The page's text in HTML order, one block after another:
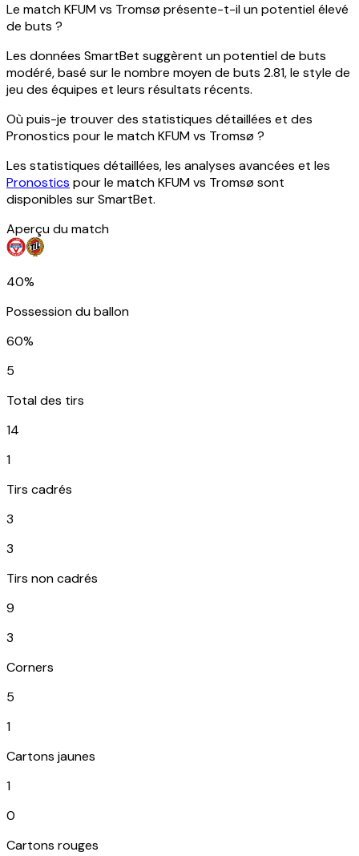
Le match KFUM vs Tromsø présente-t-il un potentiel élevé
de buts ?
Les données SmartBet suggèrent un potentiel de buts
modéré, basé sur le nombre moyen de buts 2.81, le style de
jeu des équipes et leurs résultats récents.
Où puis-je trouver des statistiques détaillées et des
Pronostics pour le match KFUM vs Tromsø ?
Les statistiques détaillées, les analyses avancées et les
Pronostics pour le match KFUM vs Tromsø sont
disponibles sur SmartBet.
Aperçu du match
40%
Possession du ballon
60%
5
Total des tirs
14
1
Tirs cadrés
3
3
Tirs non cadrés
9
3
Corners
5
1
Cartons jaunes
1
0
Cartons rouges